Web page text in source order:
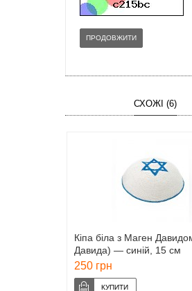
ПРОДОВЖИТИ
СХОЖІ (6)
Кіпа біла з Маген
Давида) — синій, 15 см
250 грн